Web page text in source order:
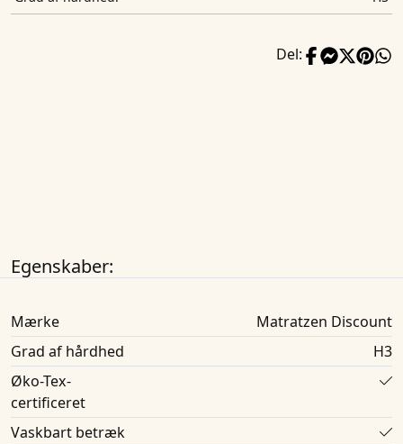
Del:
Egenskaber:
Mærke
Matratzen Discount
Grad af hårdhed
H3
Øko-Tex-
certificeret
Vaskbart betræk